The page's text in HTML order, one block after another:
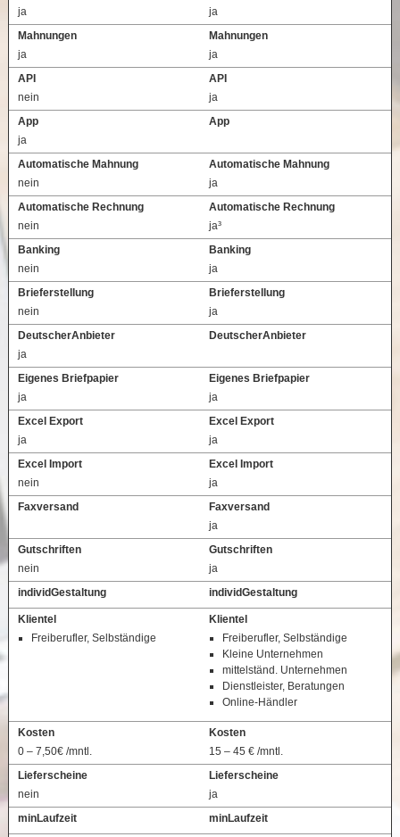
ja
ja
Mahnungen
ja
Mahnungen
ja
API
nein
API
ja
App
ja
App
Automatische Mahnung
nein
Automatische Mahnung
ja
Automatische Rechnung
nein
Automatische Rechnung
ja³
Banking
nein
Banking
ja
Brieferstellung
nein
Brieferstellung
ja
DeutscherAnbieter
ja
DeutscherAnbieter
Eigenes Briefpapier
ja
Eigenes Briefpapier
ja
Excel Export
ja
Excel Export
ja
Excel Import
nein
Excel Import
ja
Faxversand
Faxversand
ja
Gutschriften
nein
Gutschriften
ja
individGestaltung
individGestaltung
Klientel
Freiberufler, Selbständige
Klientel
Freiberufler, Selbständige
Kleine Unternehmen
mittelständ. Unternehmen
Dienstleister, Beratungen
Online-Händler
Kosten
0 – 7,50€ /mntl.
Kosten
15 – 45 € /mntl.
Lieferscheine
nein
Lieferscheine
ja
minLaufzeit
minLaufzeit